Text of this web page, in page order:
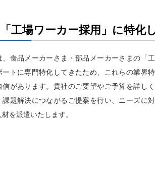
「工場ワーカー採用」に特化
、食品メーカーさま・部品メーカーさまの「工
ートに専門特化してきたため、これらの業界
信があります。貴社のご要望やご予算を詳し
課題解決につながるご提案を行い、ニーズに
を派遣いたします。